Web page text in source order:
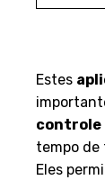
Estes
controle
tempo de
Eles